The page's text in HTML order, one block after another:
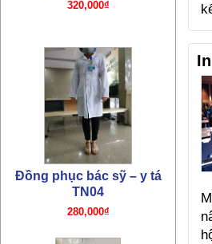
Đồng phục quần y tá bác sỹ
TN03
180,000₫